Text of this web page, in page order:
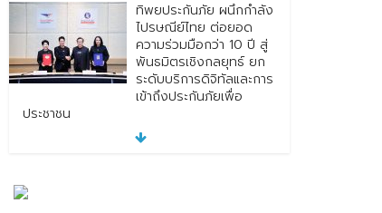
ทิพยประกันภัย ผนึกกำลัง
ไปรษณีย์ไทย ต่อยอด
ความร่วมมือกว่า 10 ปี สู่
พันธมิตรเชิงกลยุทธ์ ยก
ระดับบริการดิจิทัลและการ
เข้าถึงประกันภัยเพื่อ
ประชาชน
No Comment